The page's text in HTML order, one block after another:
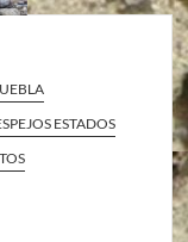
ESTADOS